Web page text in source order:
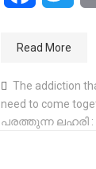
Read More
The addiction
need to come
പരത്തുന്ന ലഹരി